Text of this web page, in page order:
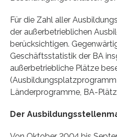
Für die Zahl aller
der außerbetrieblichen
berücksichtigen.
Geschäftsstatistik der BA
außerbetriebliche Plätze
Länderprogramme, BA-
Der